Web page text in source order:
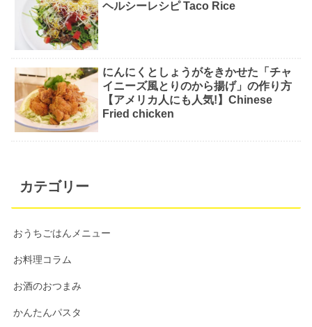
ヘルシーレシピ Taco Rice
にんにくとしょうがをきかせた「チャ
イニーズ風とりのから揚げ」の作り方
【アメリカ人にも人気!】Chinese
Fried chicken
カテゴリー
おうちごはんメニュー
お料理コラム
お酒のおつまみ
かんたんパスタ